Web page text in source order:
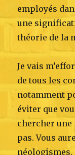
employés
une
théorie de la
Je vais
de tous les
notamment
éviter que
chercher une
pas. Vous
néologismes.